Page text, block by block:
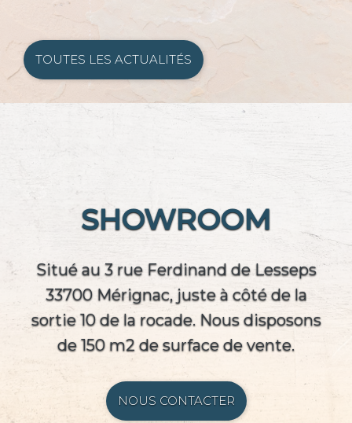
TOUTES LES ACTUALITÉS
SHOWROOM
Situé au 3 rue Ferdinand de Lesseps
33700 Mérignac, juste à côté de la
sortie 10 de la rocade. Nous disposons
de 150 m2 de surface de vente.
NOUS CONTACTER